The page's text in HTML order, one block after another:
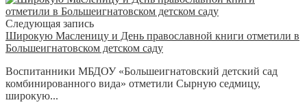
Следующая запись
Широкую Масленицу и День православной книги отметили в
Большеигнатовском детском саду
Воспитанники МБДОУ «Большеигнатовский детский сад
комбинированного вида» отметили Сырную седмицу,
широкую...